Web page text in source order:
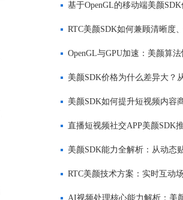
OpenGL与GPU加速：美颜算